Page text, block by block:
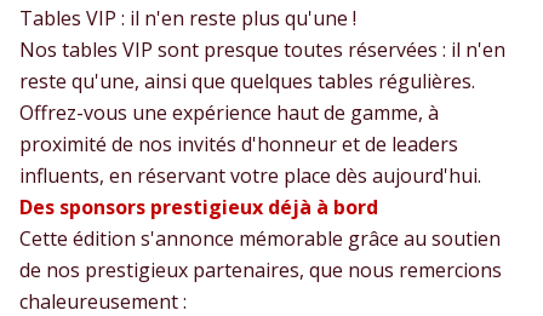
Tables VIP : il n'en reste plus qu'une !
Nos tables VIP sont presque toutes réservées : il n'en
reste qu'une, ainsi que quelques tables régulières.
Offrez-vous une expérience haut de gamme, à
proximité de nos invités d'honneur et de leaders
influents, en réservant votre place dès aujourd'hui.
Des sponsors prestigieux déjà à bord
Cette édition s'annonce mémorable grâce au soutien
de nos prestigieux partenaires, que nous remercions
chaleureusement :